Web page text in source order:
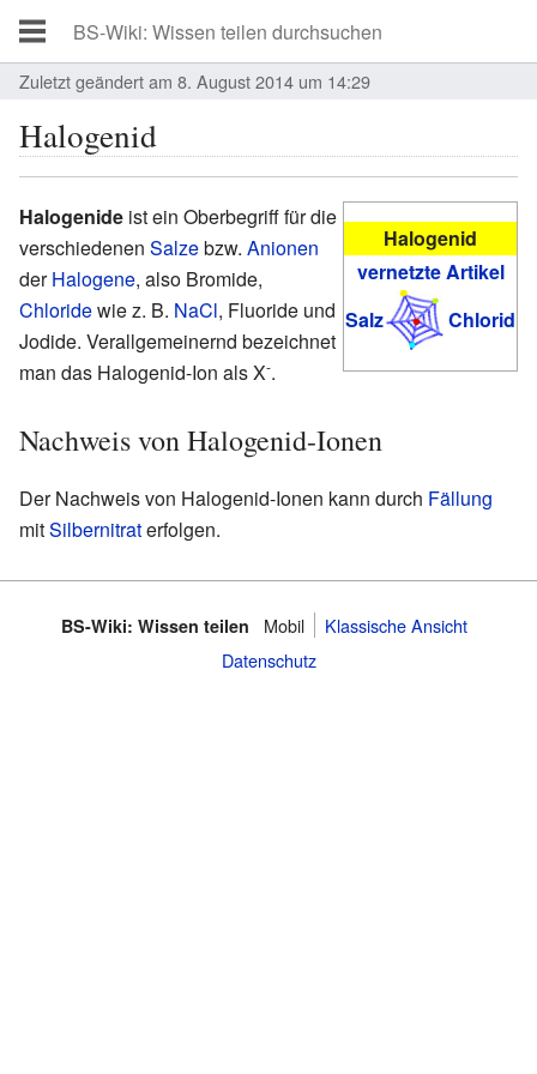
Zuletzt geändert am 8. August 2014 um 14:29
Halogenid
Halogenid
vernetzte Artikel
Salz
Chlorid
Halogenide ist ein Oberbegriff für die
verschiedenen Salzebzw. Anionen
derHalogene, also Bromide,
Chloridewie z. B. NaCl, Fluoride und
Jodide. Verallgemeinernd bezeichnet
man das Halogenid-Ion als X-.
Nachweis von Halogenid-Ionen
Der Nachweis von Halogenid-Ionen kann durch Fällung
mitSilbernitraterfolgen.
BS-Wiki: Wissen teilen Mobil
Klassische Ansicht
Datenschutz